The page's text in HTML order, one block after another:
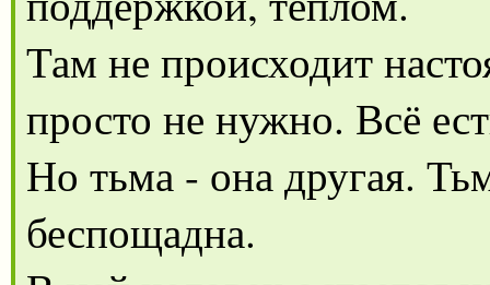
Там не происходит
просто не нужно. Всё
Но тьма - она другая.
беспощадна.